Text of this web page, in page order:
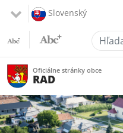
Slovenský
Oficiálne stránky obce
RAD